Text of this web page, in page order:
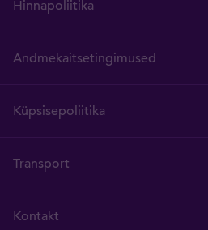
Hinnapoliitika
Andmekaitsetingimused
Küpsisepoliitika
Transport
Kontakt